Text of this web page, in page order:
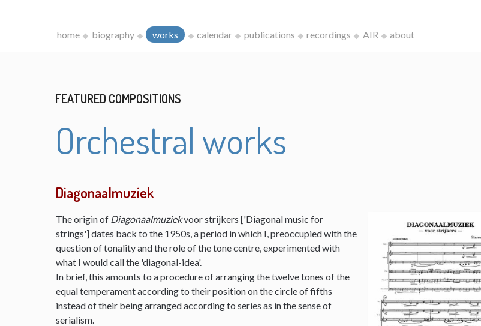
home biography works calendar publications recordings AIR about
FEATURED COMPOSITIONS
Orchestral works
Diagonaalmuziek
The origin of Diagonaalmuziekvoor strijkers ['Diagonal music for
strings'] dates back to the 1950s, a period in which I, preoccupied with the
question of tonality and the role of the tone centre, experimented with
what I would call the 'diagonal-idea'.
In brief, this amounts to a procedure of arranging the twelve tones of the
equal temperament according to their position on the circle of fifths
instead of their being arranged according to series as in the sense of
serialism.